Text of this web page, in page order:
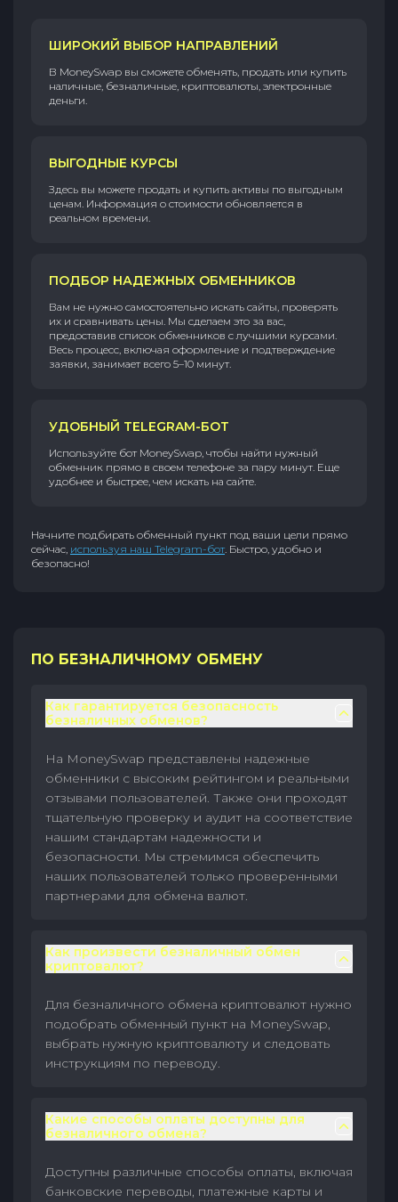
ШИРОКИЙ ВЫБОР НАПРАВЛЕНИЙ
В MoneySwap вы сможете обменять, продать или купить
наличные, безналичные, криптовалюты, электронные
деньги.
ВЫГОДНЫЕ КУРСЫ
Здесь вы можете продать и купить активы по выгодным
ценам. Информация о стоимости обновляется в
реальном времени.
ПОДБОР НАДЕЖНЫХ ОБМЕННИКОВ
Вам не нужно самостоятельно искать сайты, проверять
их и сравнивать цены. Мы сделаем это за вас,
предоставив список обменников с лучшими курсами.
Весь процесс, включая оформление и подтверждение
заявки, занимает всего 5–10 минут.
УДОБНЫЙ TELEGRAM-БОТ
Используйте бот MoneySwap, чтобы найти нужный
обменник прямо в своем телефоне за пару минут. Еще
удобнее и быстрее, чем искать на сайте.
Начните подбирать обменный пункт под ваши цели прямо
сейчас, используя наш Telegram-бот. Быстро, удобно и
безопасно!
ПО БЕЗНАЛИЧНОМУ ОБМЕНУ
Как гарантируется безопасность
безналичных обменов?
На MoneySwap представлены надежные
обменники с высоким рейтингом и реальными
отзывами пользователей. Также они проходят
тщательную проверку и аудит на соответствие
нашим стандартам надежности и
безопасности. Мы стремимся обеспечить
наших пользователей только проверенными
партнерами для обмена валют.
Как произвести безналичный обмен
криптовалют?
Для безналичного обмена криптовалют нужно
подобрать обменный пункт на MoneySwap,
выбрать нужную криптовалюту и следовать
инструкциям по переводу.
Какие способы оплаты доступны для
безналичного обмена?
Доступны различные способы оплаты, включая
банковские переводы, платежные карты и